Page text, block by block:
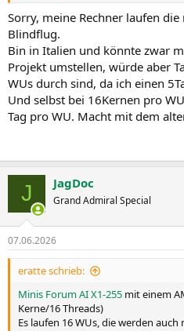
Sorry, meine Rechner laufen
Blindflug.
Bin in Italien und könnte zwar
Projekt umstellen, würde aber
WUs durch sind, da ich einen
Und selbst bei 16Kernen pro
Tag pro WU. Macht mit dem
J JagDoc
Grand Admiral Special
07.06.2026
eratte schrieb:
Minis Forum AI X1-255 mit einem
Kerne/16 Threads)
Es laufen 16 WUs, die werden